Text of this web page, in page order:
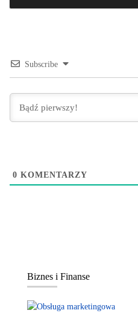
Subscribe
0 KOMENTARZY
Biznes i Finanse